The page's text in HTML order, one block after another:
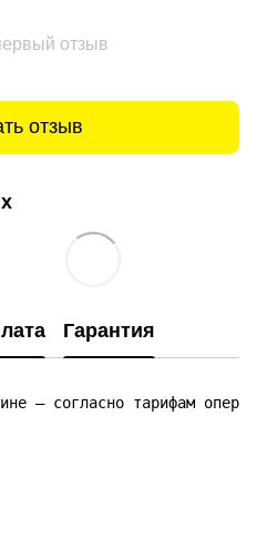
отзыв
отзыв
Гарантия
— согласно тарифам